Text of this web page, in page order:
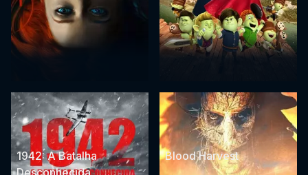
1942: A Batalha
Desconhecida
Blood Harvest